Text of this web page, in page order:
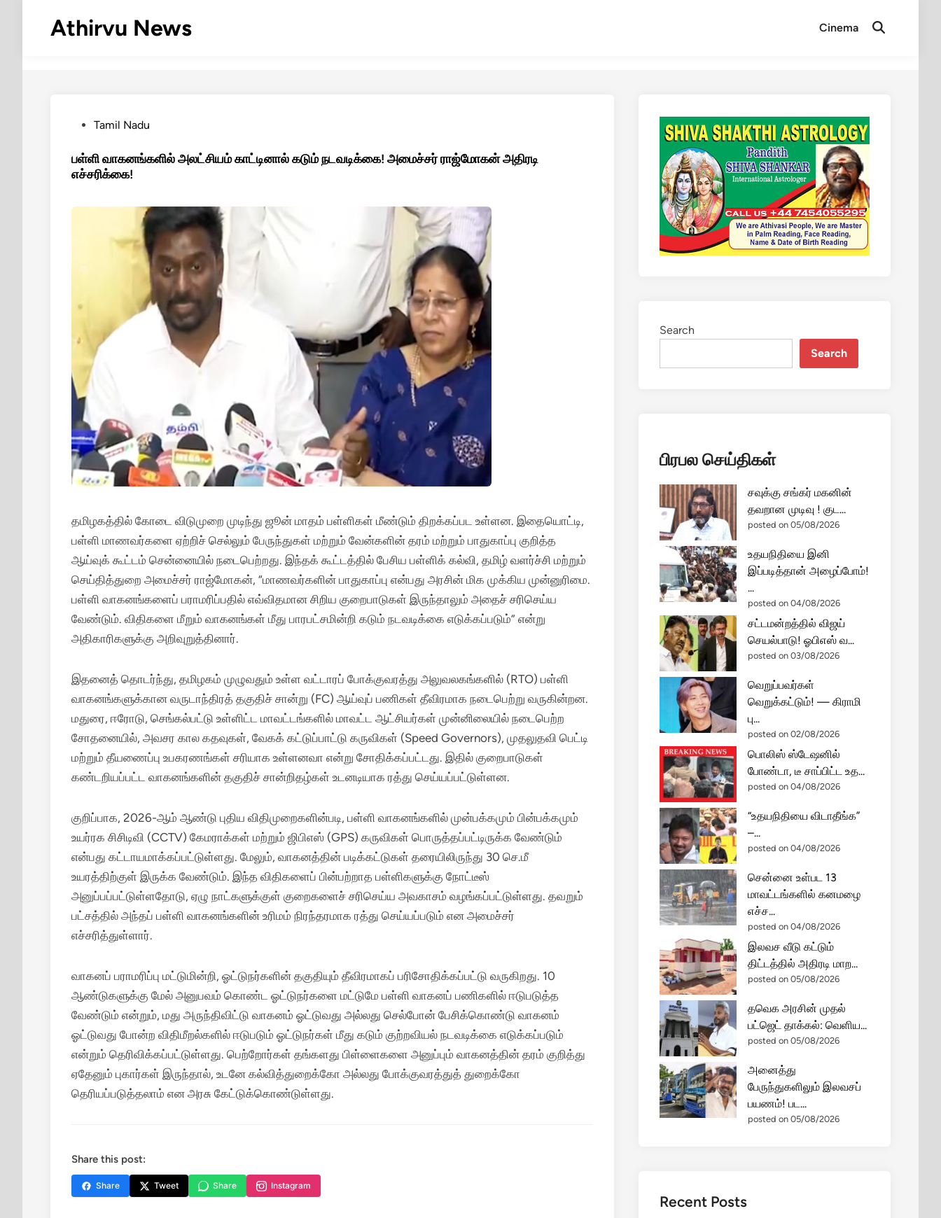
Athirvu News Cinema
Open
PostedTamil Nadu
பள்ளி வாகனங்களில் அலட்சியம் காட்டினால் கடும் நடவடிக்கை! அமைச்சர் ராஜ்மோகன் அதிரடி
எச்சரிக்கை!
தமிழகத்தில் கோடை விடுமுறை முடிந்து ஜூன் மாதம் பள்ளிகள் மீண்டும் திறக்கப்பட உள்ளன. இதையொட்டி,
பள்ளி மாணவர்களை ஏற்றிச் செல்லும் பேருந்துகள் மற்றும் வேன்களின் தரம் மற்றும் பாதுகாப்பு குறித்த
ஆய்வுக் கூட்டம் சென்னையில் நடைபெற்றது. இந்தக் கூட்டத்தில் பேசிய பள்ளிக் கல்வி, தமிழ் வளர்ச்சி மற்றும்
செய்தித்துறை அமைச்சர் ராஜ்மோகன், “மாணவர்களின் பாதுகாப்பு என்பது அரசின் மிக முக்கிய முன்னுரிமை.
பள்ளி வாகனங்களைப் பராமரிப்பதில் எவ்விதமான சிறிய குறைபாடுகள் இருந்தாலும் அதைச் சரிசெய்ய
வேண்டும். விதிகளை மீறும் வாகனங்கள் மீது பாரபட்சமின்றி கடும் நடவடிக்கை எடுக்கப்படும்” என்று
அதிகாரிகளுக்கு அறிவுறுத்தினார்.
இதனைத் தொடர்ந்து, தமிழகம் முழுவதும் உள்ள வட்டாரப் போக்குவரத்து அலுவலகங்களில் (RTO) பள்ளி
வாகனங்களுக்கான வருடாந்திரத் தகுதிச் சான்று (FC) ஆய்வுப் பணிகள் தீவிரமாக நடைபெற்று வருகின்றன.
மதுரை, ஈரோடு, செங்கல்பட்டு உள்ளிட்ட மாவட்டங்களில் மாவட்ட ஆட்சியர்கள் முன்னிலையில் நடைபெற்ற
சோதனையில், அவசர கால கதவுகள், வேகக் கட்டுப்பாட்டு கருவிகள் (Speed Governors), முதலுதவி பெட்டி
மற்றும் தீயணைப்பு உபகரணங்கள் சரியாக உள்ளனவா என்று சோதிக்கப்பட்டது. இதில் குறைபாடுகள்
கண்டறியப்பட்ட வாகனங்களின் தகுதிச் சான்றிதழ்கள் உடனடியாக ரத்து செய்யப்பட்டுள்ளன.
குறிப்பாக, 2026-ஆம் ஆண்டு புதிய விதிமுறைகளின்படி, பள்ளி வாகனங்களில் முன்பக்கமும் பின்பக்கமும்
உயர்ரக சிசிடிவி (CCTV) கேமராக்கள் மற்றும் ஜிபிஎஸ் (GPS) கருவிகள் பொருத்தப்பட்டிருக்க வேண்டும்
என்பது கட்டாயமாக்கப்பட்டுள்ளது. மேலும், வாகனத்தின் படிக்கட்டுகள் தரையிலிருந்து 30 செ.மீ
உயரத்திற்குள் இருக்க வேண்டும். இந்த விதிகளைப் பின்பற்றாத பள்ளிகளுக்கு நோட்டீஸ்
அனுப்பப்பட்டுள்ளதோடு, ஏழு நாட்களுக்குள் குறைகளைச் சரிசெய்ய அவகாசம் வழங்கப்பட்டுள்ளது. தவறும்
பட்சத்தில் அந்தப் பள்ளி வாகனங்களின் உரிமம் நிரந்தரமாக ரத்து செய்யப்படும் என அமைச்சர்
எச்சரித்துள்ளார்.
வாகனப் பராமரிப்பு மட்டுமின்றி, ஓட்டுநர்களின் தகுதியும் தீவிரமாகப் பரிசோதிக்கப்பட்டு வருகிறது. 10
ஆண்டுகளுக்கு மேல் அனுபவம் கொண்ட ஓட்டுநர்களை மட்டுமே பள்ளி வாகனப் பணிகளில் ஈடுபடுத்த
வேண்டும் என்றும், மது அருந்திவிட்டு வாகனம் ஓட்டுவது அல்லது செல்போன் பேசிக்கொண்டு வாகனம்
ஓட்டுவது போன்ற விதிமீறல்களில் ஈடுபடும் ஓட்டுநர்கள் மீது கடும் குற்றவியல் நடவடிக்கை எடுக்கப்படும்
என்றும் தெரிவிக்கப்பட்டுள்ளது. பெற்றோர்கள் தங்களது பிள்ளைகளை அனுப்பும் வாகனத்தின் தரம் குறித்து
ஏதேனும் புகார்கள் இருந்தால், உடனே கல்வித்துறைக்கோ அல்லது போக்குவரத்துத் துறைக்கோ
தெரியப்படுத்தலாம் என அரசு கேட்டுக்கொண்டுள்ளது.
Share this post:
Share Tweet Share Instagram
Search
Search
பிரபல செய்திகள்
சவுக்கு சங்கர் மகனின்
தவறான முடிவு ! குட...
posted on 05/08/2026
உதயநிதியை இனி
இப்படித்தான் அழைப்போம்!
...
posted on 04/08/2026
சட்டமன்றத்தில் விஜய்
செயல்பாடு! ஓபிஎஸ் வ...
posted on 03/08/2026
வெறுப்பவர்கள்
வெறுக்கட்டும்! — கிராமி
பு...
posted on 02/08/2026
பொலிஸ் ஸ்டேஷனில்
போண்டா, டீ சாப்பிட்ட உத...
posted on 04/08/2026
“உதயநிதியை விடாதீங்க”
–...
posted on 04/08/2026
சென்னை உள்பட 13
மாவட்டங்களில் கனமழை
எச்ச...
posted on 04/08/2026
இலவச வீடு கட்டும்
திட்டத்தில் அதிரடி மாற...
posted on 05/08/2026
தவெக அரசின் முதல்
பட்ஜெட் தாக்கல்: வெளிய...
posted on 05/08/2026
அனைத்து
பேருந்துகளிலும் இலவசப்
பயணம்! பட...
posted on 05/08/2026
Recent Posts